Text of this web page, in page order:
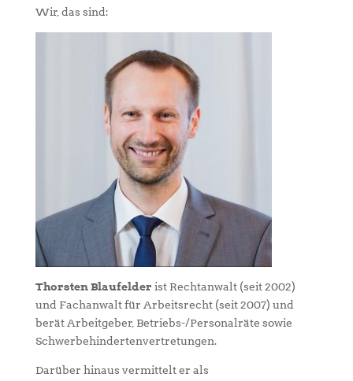
Wir, das sind:
Thorsten Blaufelder ist Rechtanwalt (seit 2002)
und Fachanwalt für Arbeitsrecht (seit 2007) und
berät Arbeitgeber, Betriebs-/Personalräte sowie
Schwerbehindertenvertretungen.
Darüber hinaus vermittelt er als